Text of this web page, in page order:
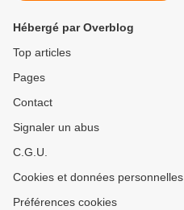
Hébergé par Overblog
Top articles
Pages
Contact
Signaler un abus
C.G.U.
Cookies et données personnelles
Préférences cookies